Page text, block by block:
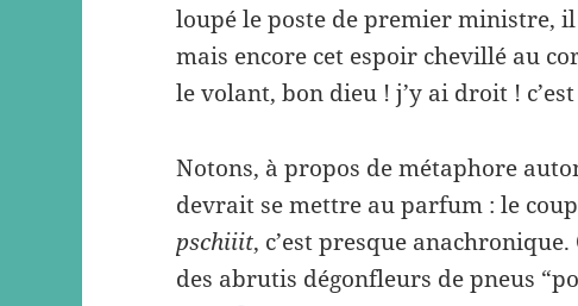
loupé le poste de premier ministre,
mais encore cet espoir chevillé au
le volant, bon dieu ! j’y ai droit !
Notons, à propos de métaphore
devrait se mettre au parfum : le
pschiiit, c’est presque
des abrutis dégonfleurs de pneus